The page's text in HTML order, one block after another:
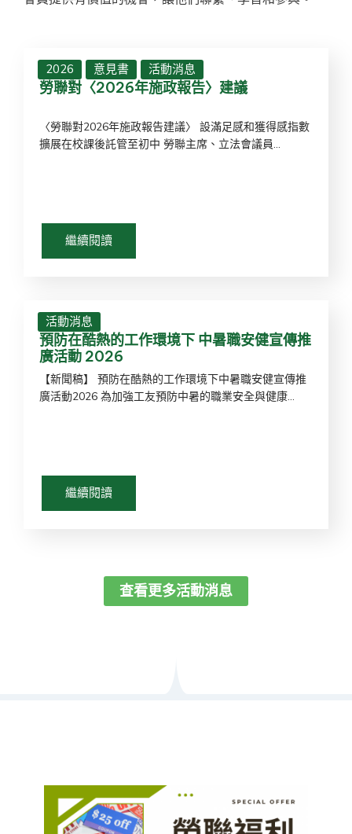
2026 意見書 活動消息
勞聯對〈2026年施政報告〉建議
〈勞聯對2026年施政報告建議〉 設滿足感和獲得感指數
擴展在校課後託管至初中 勞聯主席、立法會議員...
繼續閱讀
活動消息
預防在酷熱的工作環境下 中暑職安健宣傳推
廣活動 2026
【新聞稿】 預防在酷熱的工作環境下中暑職安健宣傳推
廣活動2026 為加強工友預防中暑的職業安全與健康...
繼續閱讀
查看更多活動消息